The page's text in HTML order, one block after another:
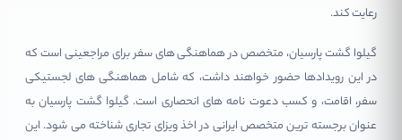
رعایت کند.
گیلوا گشت پارسیان، متخصص در هماهنگی های سفر برای مراجعینی است که
در این رویدادها حضور خواهند داشت، که شامل هماهنگی های لجستیکی
سفر، اقامت، و کسب دعوت نامه های انحصاری است. گیلوا گشت پارسیان به
عنوان برجسته ترین متخصص ایرانی در اخذ ویزای تجاری شناخته می شود. این